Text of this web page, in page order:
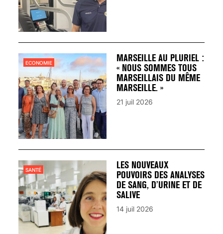
MARSEILLE AU PLURIEL :
« NOUS SOMMES TOUS
MARSEILLAIS DU MÊME
MARSEILLE. »
ECONOMIE
21 juil 2026
LES NOUVEAUX
POUVOIRS DES ANALYSES
DE SANG, D’URINE ET DE
SALIVE
SANTÉ
14 juil 2026